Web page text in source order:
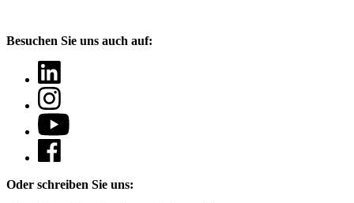
Besuchen Sie uns auch auf:
Oder schreiben Sie uns: